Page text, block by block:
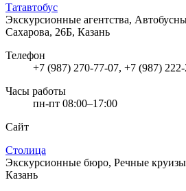
Татавтобус
Экскурсионные агентства,
Сахарова, 26Б, Казань
Телефон
+7 (987) 270-77-07, +7 (987)
Часы работы
пн-пт 08:00–17:00
Сайт
Столица
Экскурсионные бюро, Речные круизы
Казань